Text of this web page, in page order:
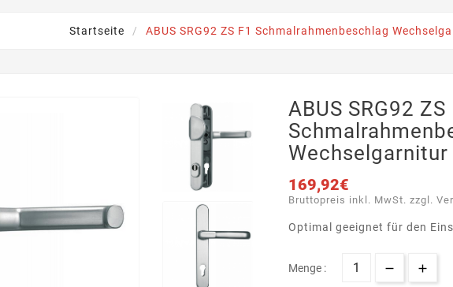
Startseite ABUS SRG92 ZS F1 Schmalrahmenbeschlag
ABUS SRG92 ZS
Wechselgarnitur
169,92€
Bruttopreis inkl. MwSt. zzgl.
Optimal geeignet für den
Menge :